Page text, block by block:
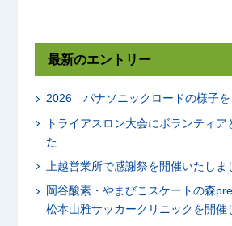
最新のエントリー
2026 パナソニックロードの様子を
トライアスロン大会にボランティア
た
上越営業所で感謝祭を開催いたしま
岡谷酸素・やまびこスケートの森
松本山雅サッカークリニックを開催